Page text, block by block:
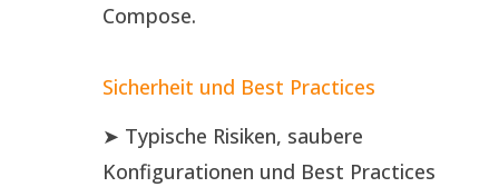
Compose.
Sicherheit und Best Practices
➤ Typische Risiken, saubere
Konfigurationen und Best Practices